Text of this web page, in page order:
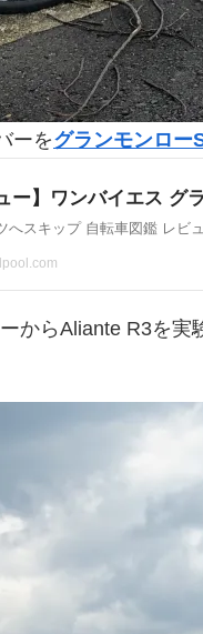
ーをグランモンロー
からAliante R3を